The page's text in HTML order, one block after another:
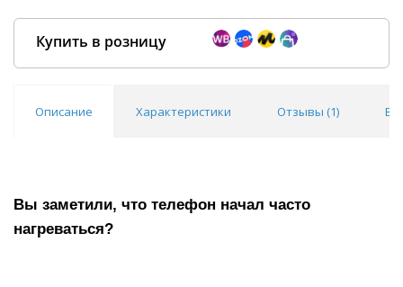
Купить в розницу
Описание Характеристики Отзывы (1)
Вы заметили, что телефон начал часто
нагреваться?